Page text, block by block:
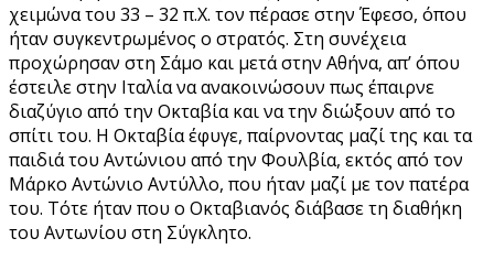
χειμώνα του 33 – 32 π.Χ. τον πέρασε στην Έφεσο, όπου
ήταν συγκεντρωμένος ο στρατός. Στη συνέχεια
προχώρησαν στη Σάμο και μετά στην Αθήνα, απ’ όπου
έστειλε στην Ιταλία να ανακοινώσουν πως έπαιρνε
διαζύγιο από την Οκταβία και να την διώξουν από το
σπίτι του. Η Οκταβία έφυγε, παίρνοντας μαζί της και τα
παιδιά του Αντώνιου από την Φουλβία, εκτός από τον
Μάρκο Αντώνιο Αντύλλο, που ήταν μαζί με τον πατέρα
του. Τότε ήταν που ο Οκταβιανός διάβασε τη διαθήκη
του Αντωνίου στη Σύγκλητο.